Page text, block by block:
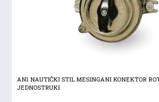
AN1 NAUTIČKI STIL MESINGANI KONEKTOR
JEDNOSTRUKI